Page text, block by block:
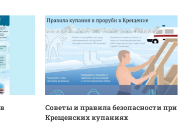
Советы и правила безопасности при
Крещенских купаниях